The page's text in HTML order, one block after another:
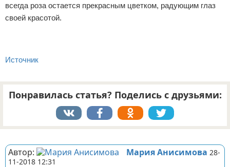
всегда роза остается прекрасным цветком, радующим глаз
своей красотой.
Источник
Понравилась статья? Поделись с друзьями:
Автор: Мария Анисимова 28-
11-2018 12:31